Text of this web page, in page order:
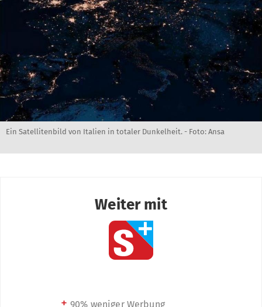
Ein Satellitenbild von Italien in totaler Dunkelheit. - Foto: Ansa